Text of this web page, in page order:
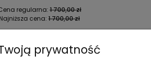
regularna:1 700,00 zł
Najniższa cena: 1 700,00 zł
prywatność